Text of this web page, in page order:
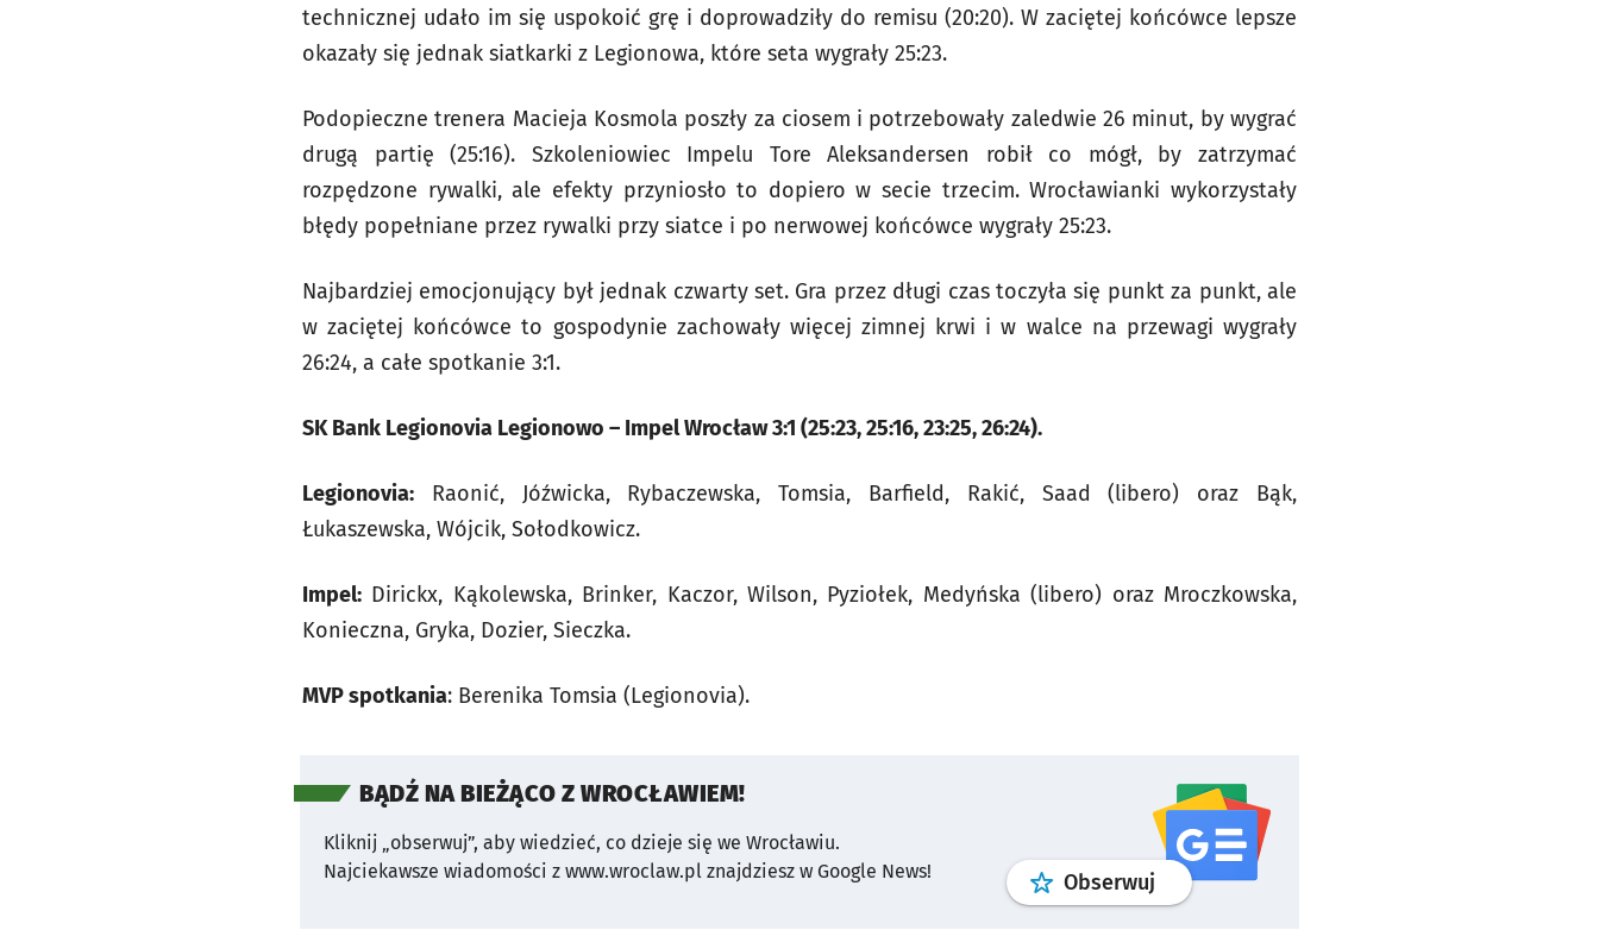
technicznej udało im się uspokoić grę i doprowadziły do remisu (20:20). W zaciętej końcówce lepsze
okazały się jednak siatkarki z Legionowa, które seta wygrały 25:23.
Podopieczne trenera Macieja Kosmola poszły za ciosem i potrzebowały zaledwie 26 minut, by wygrać
drugą partię (25:16). Szkoleniowiec Impelu Tore Aleksandersen robił co mógł, by zatrzymać
rozpędzone rywalki, ale efekty przyniosło to dopiero w secie trzecim. Wrocławianki wykorzystały
błędy popełniane przez rywalki przy siatce i po nerwowej końcówce wygrały 25:23.
Najbardziej emocjonujący był jednak czwarty set. Gra przez długi czas toczyła się punkt za punkt, ale
w zaciętej końcówce to gospodynie zachowały więcej zimnej krwi i w walce na przewagi wygrały
26:24, a całe spotkanie 3:1.
SK Bank Legionovia Legionowo – Impel Wrocław 3:1 (25:23, 25:16, 23:25, 26:24).
Legionovia: Raonić, Jóźwicka, Rybaczewska, Tomsia, Barfield, Rakić, Saad (libero) oraz Bąk,
Łukaszewska, Wójcik, Sołodkowicz.
Impel: Dirickx, Kąkolewska, Brinker, Kaczor, Wilson, Pyziołek, Medyńska (libero) oraz Mroczkowska,
Konieczna, Gryka, Dozier, Sieczka.
MVP spotkania: Berenika Tomsia (Legionovia).
BĄDŹ NA BIEŻĄCO Z WROCŁAWIEM!
Kliknij „obserwuj”, aby wiedzieć, co dzieje się we Wrocławiu.
Najciekawsze wiadomości z www.wroclaw.pl znajdziesz w Google News!
Obserwuj profilgoogle news